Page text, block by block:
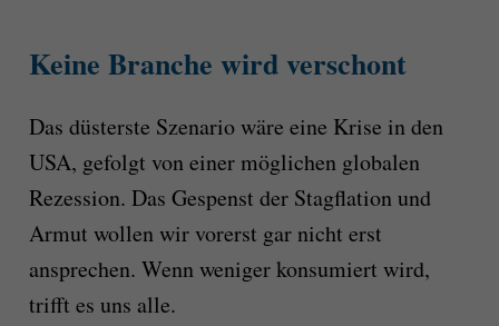
Keine Branche wird verschont
Das düsterste Szenario wäre eine Krise in den
USA, gefolgt von einer möglichen globalen
Rezession. Das Gespenst der Stagflation und
Armut wollen wir vorerst gar nicht erst
ansprechen. Wenn weniger konsumiert wird,
trifft es uns alle.